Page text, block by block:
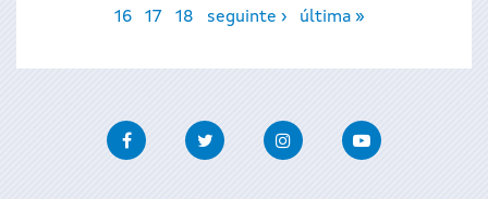
16
17 18 seguinte › última »
FacebookTwitter InstagramYoutube